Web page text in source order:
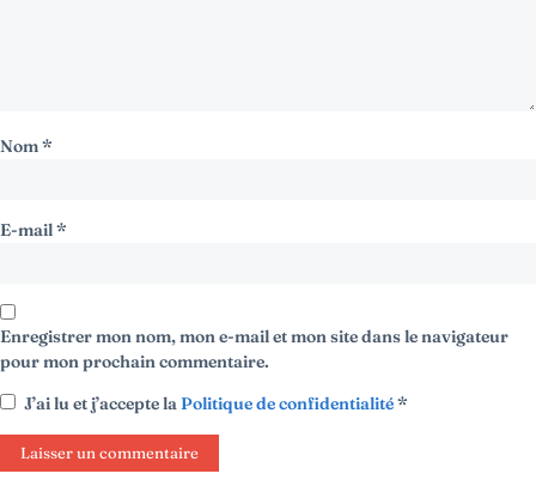
Nom*
E-mail*
Enregistrer mon nom, mon e-mail et mon site dans le navigateur
pour mon prochain commentaire.
J’ai lu et j’accepte laPolitique de confidentialité*